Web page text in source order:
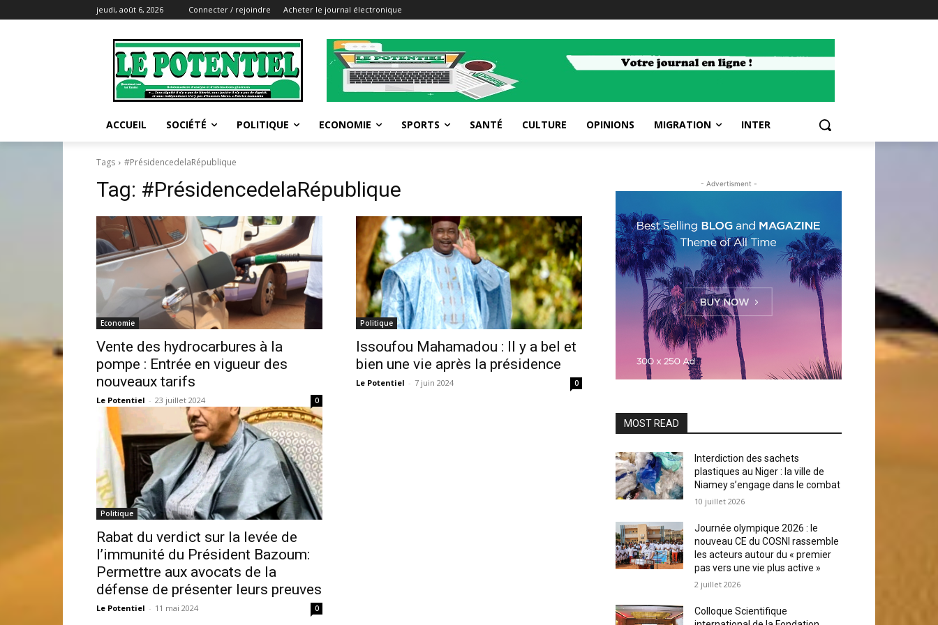
jeudi, août 6, 2026 Connecter / rejoindre Acheter le journal électronique
ACCUEIL SOCIÉTÉ POLITIQUE ECONOMIE SPORTS SANTÉ CULTURE OPINIONS MIGRATION INTER
Tags #PrésidencedelaRépublique
Tag: #PrésidencedelaRépublique
Economie
Vente des hydrocarbures à la
pompe : Entrée en vigueur des
nouveaux tarifs
Le Potentiel - 23 juillet 2024 0
Politique
Issoufou Mahamadou : Il y a bel et
bien une vie après la présidence
Le Potentiel - 7 juin 2024 0
Politique
Rabat du verdict sur la levée de
l’immunité du Président Bazoum:
Permettre aux avocats de la
défense de présenter leurs preuves
Le Potentiel - 11 mai 2024 0
- Advertisment -
MOST READ
Interdiction des sachets
plastiques au Niger : la ville de
Niamey s’engage dans le combat
10 juillet 2026
Journée olympique 2026 : le
nouveau CE du COSNI rassemble
les acteurs autour du « premier
pas vers une vie plus active »
2 juillet 2026
Colloque Scientifique